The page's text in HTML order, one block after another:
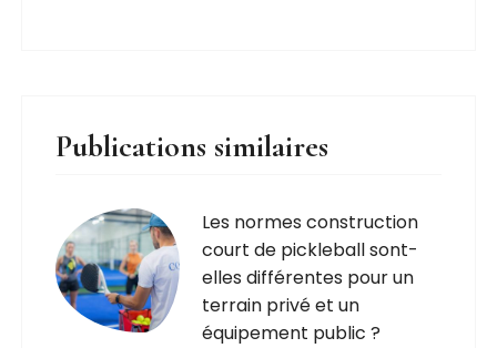
Publications similaires
Les normes construction
court de pickleball sont-
elles différentes pour un
terrain privé et un
équipement public ?